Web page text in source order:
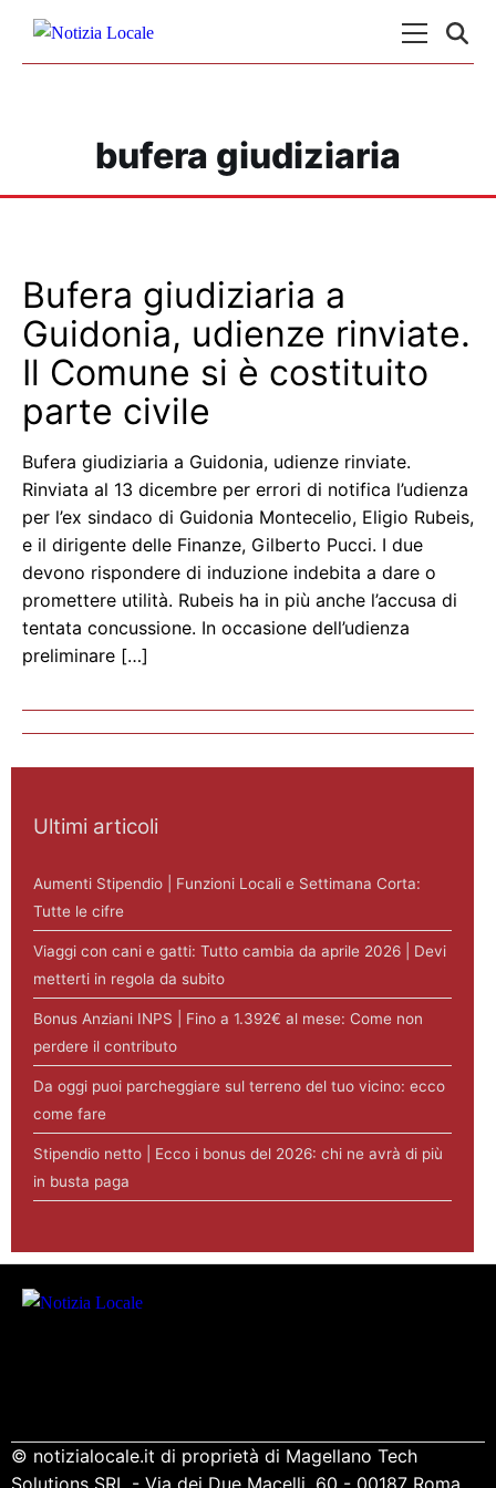
bufera giudiziaria
Bufera giudiziaria a
Guidonia, udienze rinviate.
Il Comune si è costituito
parte civile
Bufera giudiziaria a Guidonia, udienze rinviate.
Rinviata al 13 dicembre per errori di notifica l’udienza
per l’ex sindaco di Guidonia Montecelio, Eligio Rubeis,
e il dirigente delle Finanze, Gilberto Pucci. I due
devono rispondere di induzione indebita a dare o
promettere utilità. Rubeis ha in più anche l’accusa di
tentata concussione. In occasione dell’udienza
preliminare […]
Ultimi articoli
Aumenti Stipendio | Funzioni Locali e Settimana Corta:
Tutte le cifre
Viaggi con cani e gatti: Tutto cambia da aprile 2026 | Devi
metterti in regola da subito
Bonus Anziani INPS | Fino a 1.392€ al mese: Come non
perdere il contributo
Da oggi puoi parcheggiare sul terreno del tuo vicino: ecco
come fare
Stipendio netto | Ecco i bonus del 2026: chi ne avrà di più
in busta paga
© notizialocale.it di proprietà di Magellano Tech
Solutions SRL - Via dei Due Macelli, 60 - 00187 Roma